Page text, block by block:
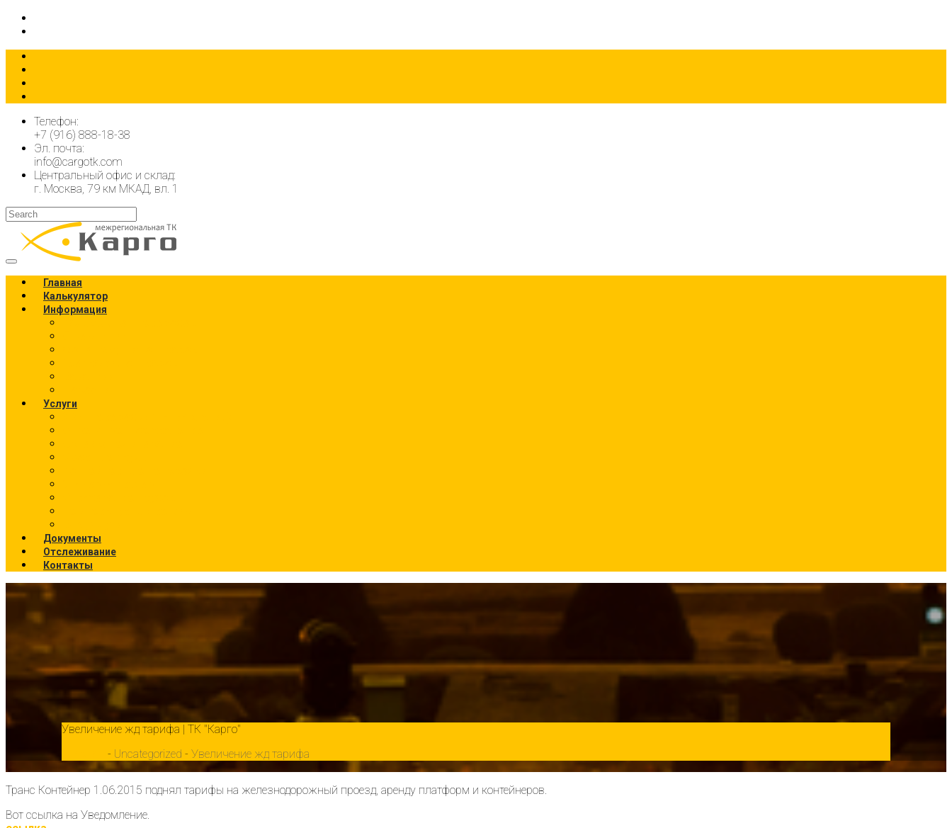
Телефон:
+7 (916) 888-18-38
Эл. почта:
info@cargotk.com
Центральный офис и склад:
г. Москва, 79 км МКАД, вл. 1
Главная
Калькулятор
Информация
Услуги
Документы
Отслеживание
Контакты
Увеличение жд тарифа | ТК "Карго"
- Uncategorized - Увеличение жд тарифа
Транс Контейнер 1.06.2015 поднял тарифы на железнодорожный проезд, аренду платформ и контейнеров.
Вот ссылка на Уведомление.